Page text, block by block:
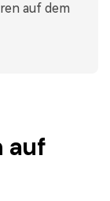
PDF-Tools
auf dem
auf